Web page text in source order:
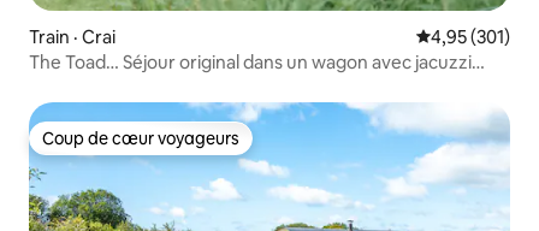
Train · Crai Note
4,95 (301)
The Toad… Séjour original dans un wagon avec jacuzzi
Coup de cœur voyageurs
Coup de cœur voyageurs